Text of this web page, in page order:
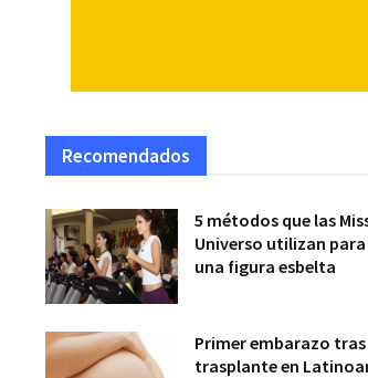
Recomendados
5 métodos que las
Universo utilizan
una figura esbelta
Primer embarazo tras
trasplante en